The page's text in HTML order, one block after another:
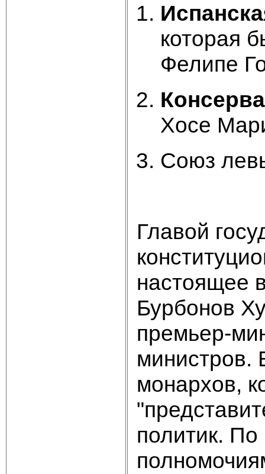
которая
Фелипе
Хосе
Союз
Главой
настоящее
Бурбонов
премьер-
министров.
монархов,
политик.